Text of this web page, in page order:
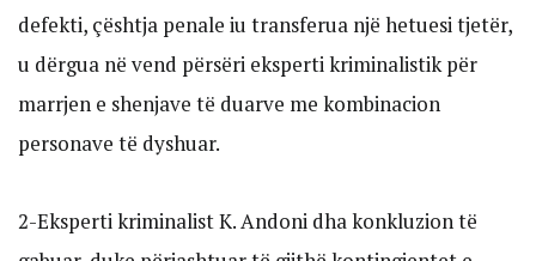
defekti, çështja penale iu transferua një hetuesi tjetër,
u dërgua në vend përsëri eksperti kriminalistik për
marrjen e shenjave të duarve me kombinacion
personave të dyshuar.
2-Eksperti kriminalist K. Andoni dha konkluzion të